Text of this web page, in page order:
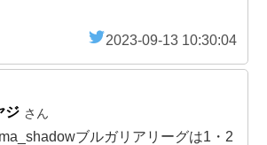
2023-09-13 10:30:04
ジ さん
ブルガリアリーグは1・2